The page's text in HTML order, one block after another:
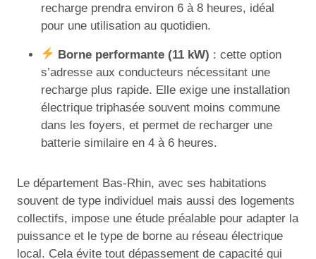
recharge prendra environ 6 à 8 heures, idéal
pour une utilisation au quotidien.
Borne performante (11 kW) : cette option
s’adresse aux conducteurs nécessitant une
recharge plus rapide. Elle exige une installation
électrique triphasée souvent moins commune
dans les foyers, et permet de recharger une
batterie similaire en 4 à 6 heures.
Le département Bas-Rhin, avec ses habitations
souvent de type individuel mais aussi des logements
collectifs, impose une étude préalable pour adapter la
puissance et le type de borne au réseau électrique
local. Cela évite tout dépassement de capacité qui